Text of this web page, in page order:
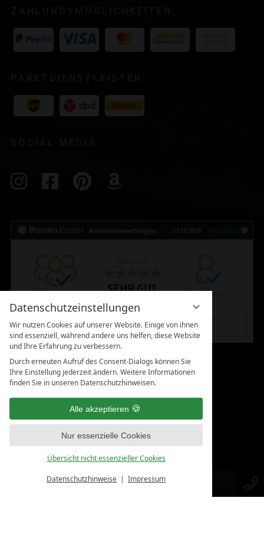
Datenschutzeinstellungen
Wir nutzen Cookies auf unserer Website. Einige von ihnen
sind essenziell, während andere uns helfen, diese Website
und Ihre Erfahrung zu verbessern.
Durch erneuten Aufruf des Consent-Dialogs können Sie
Ihre Einstellung jederzeit ändern. Weitere Informationen
finden Sie in unseren Datenschutzhinweisen.
Alle akzeptieren
Nur essenzielle Cookies
Übersicht nicht essenzieller Cookies
Datenschutzhinweise Impressum
SHOP
KUNDENBEWERTUNGEN: